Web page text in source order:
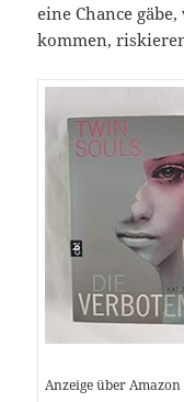
eine Chance
kommen,
Anzeige über Amazon